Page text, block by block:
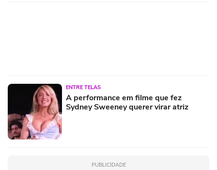
ENTRE TELAS
A performance em filme que fez
Sydney Sweeney querer virar atriz
PUBLICIDADE